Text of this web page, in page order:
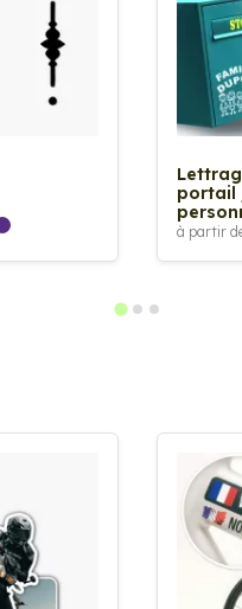
portail
à partir